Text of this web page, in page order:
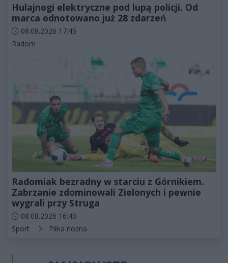
Hulajnogi elektryczne pod lupą policji. Od
marca odnotowano już 28 zdarzeń
Data dodania artykułu:
08.08.2026 17:45
Kategorie artykułu:
Radom
Radomiak bezradny w starciu z Górnikiem.
Zabrzanie zdominowali Zielonych i pewnie
wygrali przy Struga
Data dodania artykułu:
08.08.2026 16:40
Kategorie artykułu:
Sport Piłka nożna